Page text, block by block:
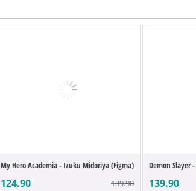
My Hero Academia - Izuku Midoriya (Figma)
124.90 139.90
Demon Slayer
139.90